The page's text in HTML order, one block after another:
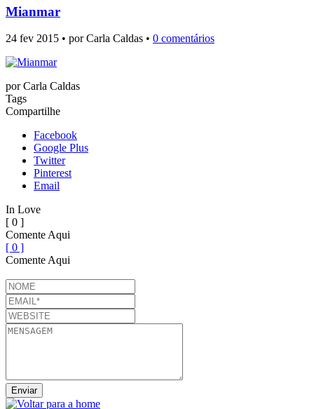
Mianmar
24 fev 2015 • por Carla Caldas • 0 comentários
porCarla Caldas
Tags
Compartilhe
Facebook
Google Plus
Twitter
Pinterest
Email
In Love
[ 0 ]
Comente Aqui
[ 0 ]
Comente Aqui